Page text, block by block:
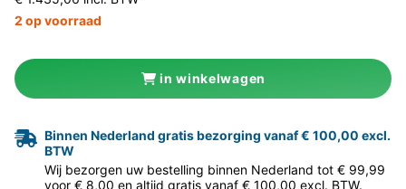
2 op voorraad
in winkelwagen
Binnen Nederland gratis bezorging vanaf € 100,00 excl.
BTW
Wij bezorgen uw bestelling binnen Nederland tot € 99,99
voor € 8,00 en altijd gratis vanaf € 100,00 excl. BTW.